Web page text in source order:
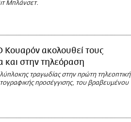
Μπλάνσετ.
ακολουθεί τους
και στην τηλεόραση
τραγωδίας στην πρώτη τηλεοπτική
προσέγγισης, του βραβευμένου